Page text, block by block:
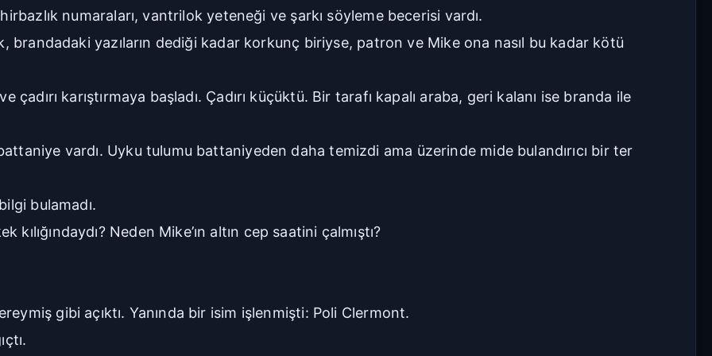
numaraları, vantrilok yeteneği ve şarkı söyleme becerisi vardı.
brandadaki yazıların dediği kadar korkunç biriyse, patron ve Mike ona nasıl bu kadar kötü
çadırı karıştırmaya başladı. Çadırı küçüktü. Bir tarafı kapalı araba, geri kalanı ise branda ile
vardı. Uyku tulumu battaniyeden daha temizdi ama üzerinde mide bulandırıcı bir ter
bulamadı.
Neden Mike’ın altın cep saatini çalmıştı?
gibi açıktı. Yanında bir isim işlenmişti: Poli Clermont.